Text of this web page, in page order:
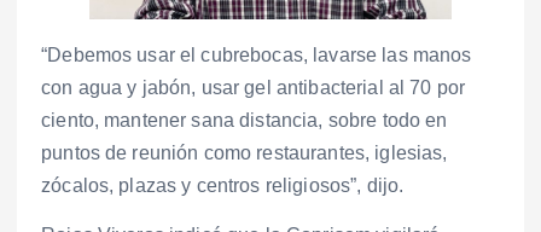
“Debemos usar el cubrebocas, lavarse las manos
con agua y jabón, usar gel antibacterial al 70 por
ciento, mantener sana distancia, sobre todo en
puntos de reunión como restaurantes, iglesias,
zócalos, plazas y centros religiosos”, dijo.